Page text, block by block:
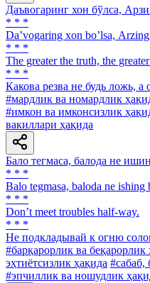
Даъвогаринг хон бўлса,
* * *
Daʼvogaring xon boʼlsa,
* * *
The greater the truth, the
* * *
Какова резва не будь ложь, а
#мардлик ва номардлик
#имкон ва имконсизлик
вакиллари ҳақида
Бало тегмаса, балода не
* * *
Balo tegmasa, baloda ne ishing
* * *
Don’t meet troubles half-way.
* * *
He подкладывай к огню
#барқарорлик ва беқарорлик
эҳтиётсизлик ҳақида #сабаб,
#эпчиллик ва ношудлик